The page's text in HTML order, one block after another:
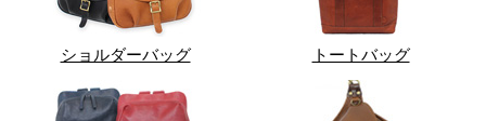
ショルダーバッグ トートバッグ